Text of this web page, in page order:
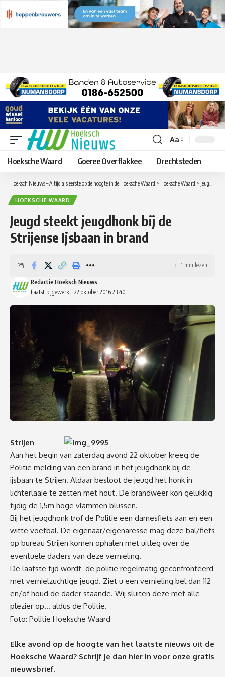
Lettergrootte
aanpassen
Aa
Hoeksche Waard Goeree Overflakkee Drechtsteden
Hoeksch Nieuws – Altijd als eerste op de hoogte in de Hoeksche Waard > Hoeksche Waard > Jeugd steekt jeugdhonk bij de Strijense Ijsbaan in brand
HOEKSCHE WAARD
Jeugd steekt jeugdhonk bij de
Strijense Ijsbaan in brand
Laatst bijgewerkt: 22 oktober 2016 23:40
Redactie Hoeksch Nieuws
1 min lezen
Strijen –
Aan het begin van zaterdag avond 22 oktober kreeg de
Politie melding van een brand in het jeugdhonk bij de
ijsbaan te Strijen. Aldaar besloot de jeugd het honk in
lichterlaaie te zetten met hout. De brandweer kon gelukkig
tijdig de 1,5m hoge vlammen blussen.
Bij het jeugdhonk trof de Politie een damesfiets aan en een
witte voetbal. De eigenaar/eigenaresse mag deze bal/fiets
op bureau Strijen komen ophalen met uitleg over de
eventuele daders van deze vernieling.
De laatste tijd wordt de politie regelmatig geconfronteerd
met vernielzuchtige jeugd. Ziet u een vernieling bel dan 112
en/of houd de dader staande. Wij sluiten deze met alle
plezier op… aldus de Politie.
Foto: Politie Hoeksche Waard
Elke avond op de hoogte van het laatste nieuws uit de
Hoeksche Waard? Schrijf je dan hier in voor onze gratis
nieuwsbrief.